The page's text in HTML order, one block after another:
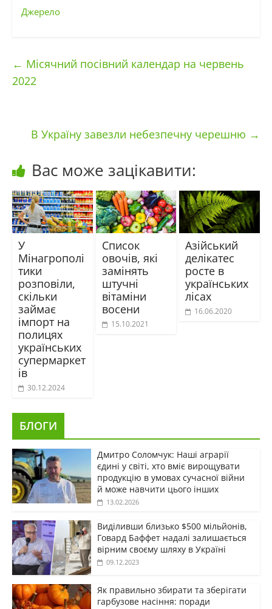
Джерело
← Місячний посівний календар на червень
2022
В Україну завезли небезпечну черешню →
Вас може зацікавити:
У
Мінагрополі
тики
розповіли,
скільки
займає
імпорт на
полицях
українських
супермаркет
ів
30.12.2024
Список
овочів, які
замінять
штучні
вітаміни
восени
15.10.2021
Азійський
делікатес
росте в
українських
лісах
16.06.2020
БЛОГИ
Дмитро Соломчук: Наші аграрії
єдині у світі, хто вміє вирощувати
продукцію в умовах сучасної війни
й може навчити цього інших
13.02.2026
Виділивши близько $500 мільйонів,
Говард Баффет надалі залишається
вірним своєму шляху в Україні
09.12.2023
Як правильно збирати та зберігати
гарбузове насіння: поради